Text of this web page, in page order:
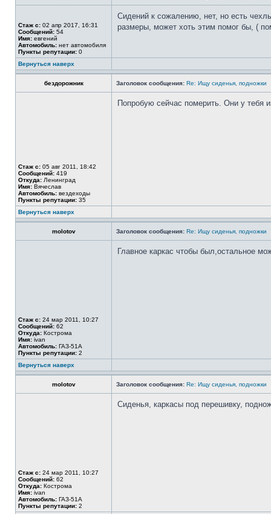
Стаж с: 02 апр 2017, 16:31
Сообщений: 54
Имя: евгений
Автомобиль: нет автомобиля
Пункты репутации: 0
Сидений к сожалению, нет, но есть
размеры, может хоть этим помог бы, (
Вернуться наверх
бездорожник Заголовок сообщения: Re: Ищу сиденья, подножки
Стаж с: 05 авг 2011, 18:42
Сообщений: 419
Откуда: Ленинград
Имя: Вячеслав
Автомобиль: вездеходы
Пункты репутации: 35
Попробую сейчас померить. Они у тебя
Вернуться наверх
molotov Заголовок сообщения: Re: Ищу сиденья, подножки
Стаж с: 24 мар 2011, 10:27
Сообщений: 62
Откуда: Кострома
Имя: ivan
Автомобиль: ГАЗ-51А
Пункты репутации: 2
Главное каркас чтобы был,остальное
Вернуться наверх
molotov Заголовок сообщения: Re: Ищу сиденья, подножки
Стаж с: 24 мар 2011, 10:27
Сообщений: 62
Откуда: Кострома
Имя: ivan
Автомобиль: ГАЗ-51А
Пункты репутации: 2
Сиденья, каркасы под перешивку,